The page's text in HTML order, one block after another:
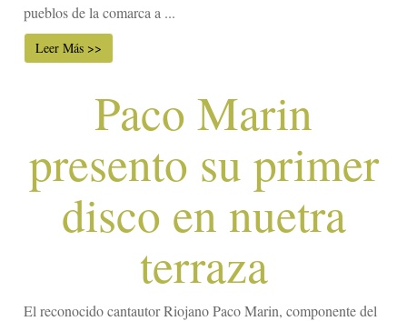
pueblos de la comarca a ...
Leer Más >>
Paco Marin
presento su primer
disco en nuetra
terraza
El reconocido cantautor Riojano Paco Marin, componente del